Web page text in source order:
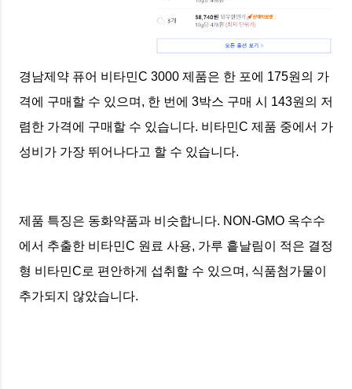
경남제약 퓨어 비타민C 3000 제품은 한 포에 175원의 가
격에 구매할 수 있으며, 한 번에 3박스 구매 시 143원의 저
렴한 가격에 구매할 수 있습니다. 비타민C 제품 중에서 가
성비가 가장 뛰어나다고 할 수 있습니다.
제품 특징은 동화약품과 비슷합니다. NON-GMO 옥수수
에서 추출한 비타민C 원료 사용, 가루 흩날림이 적은 결정
형 비타민C로 편안하게 섭취할 수 있으며, 식품첨가물이
추가되지 않았습니다.